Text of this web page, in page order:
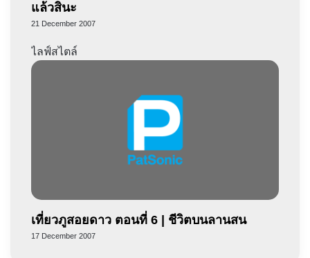
แล้วสินะ
21 December 2007
ไลฟ์สไตล์
เที่ยวภูสอยดาว ตอนที่ 6 | ชีวิตบนลานสน
17 December 2007